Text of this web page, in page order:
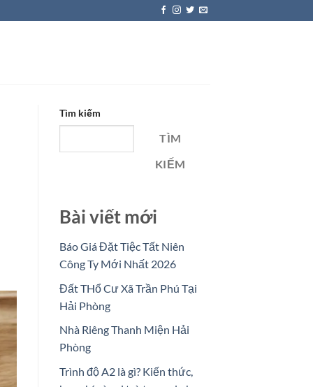
Tìm kiếm
TÌM
KIẾM
Bài viết mới
Báo Giá Đặt Tiệc Tất Niên
Công Ty Mới Nhất 2026
Đất THổ Cư Xã Trần Phú Tại
Hải Phòng
Nhà Riêng Thanh Miện Hải
Phòng
Trình độ A2 là gì? Kiến thức,